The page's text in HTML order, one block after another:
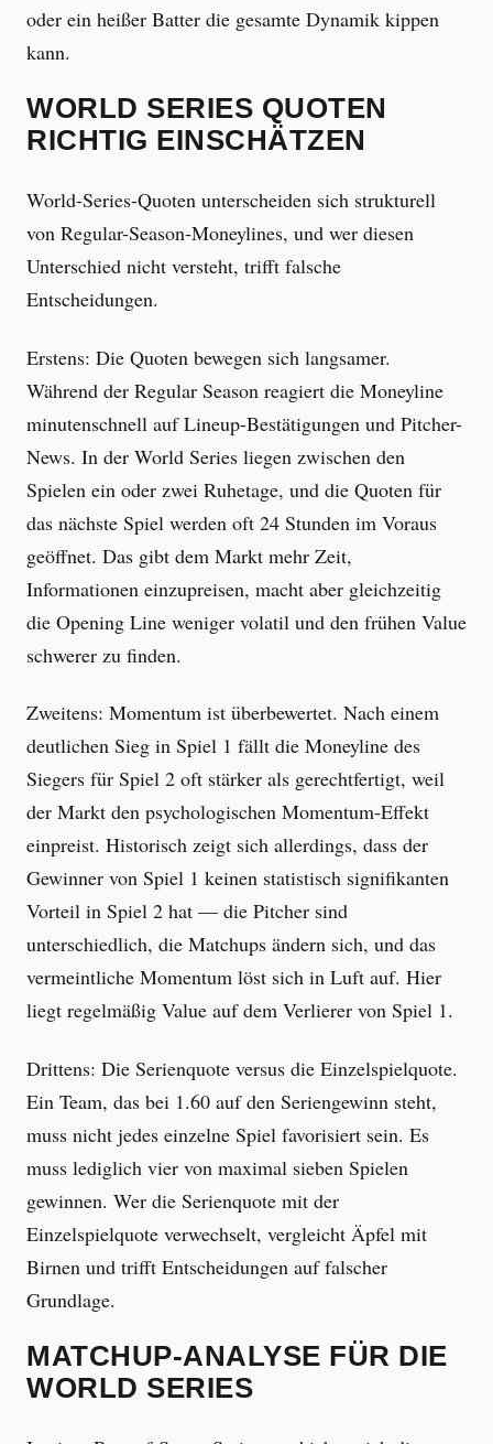
oder ein heißer Batter die gesamte Dynamik kippen
kann.
WORLD SERIES QUOTEN
RICHTIG EINSCHÄTZEN
World-Series-Quoten unterscheiden sich strukturell
von Regular-Season-Moneylines, und wer diesen
Unterschied nicht versteht, trifft falsche
Entscheidungen.
Erstens: Die Quoten bewegen sich langsamer.
Während der Regular Season reagiert die Moneyline
minutenschnell auf Lineup-Bestätigungen und Pitcher-
News. In der World Series liegen zwischen den
Spielen ein oder zwei Ruhetage, und die Quoten für
das nächste Spiel werden oft 24 Stunden im Voraus
geöffnet. Das gibt dem Markt mehr Zeit,
Informationen einzupreisen, macht aber gleichzeitig
die Opening Line weniger volatil und den frühen Value
schwerer zu finden.
Zweitens: Momentum ist überbewertet. Nach einem
deutlichen Sieg in Spiel 1 fällt die Moneyline des
Siegers für Spiel 2 oft stärker als gerechtfertigt, weil
der Markt den psychologischen Momentum-Effekt
einpreist. Historisch zeigt sich allerdings, dass der
Gewinner von Spiel 1 keinen statistisch signifikanten
Vorteil in Spiel 2 hat — die Pitcher sind
unterschiedlich, die Matchups ändern sich, und das
vermeintliche Momentum löst sich in Luft auf. Hier
liegt regelmäßig Value auf dem Verlierer von Spiel 1.
Drittens: Die Serienquote versus die Einzelspielquote.
Ein Team, das bei 1.60 auf den Seriengewinn steht,
muss nicht jedes einzelne Spiel favorisiert sein. Es
muss lediglich vier von maximal sieben Spielen
gewinnen. Wer die Serienquote mit der
Einzelspielquote verwechselt, vergleicht Äpfel mit
Birnen und trifft Entscheidungen auf falscher
Grundlage.
MATCHUP-ANALYSE FÜR DIE
WORLD SERIES